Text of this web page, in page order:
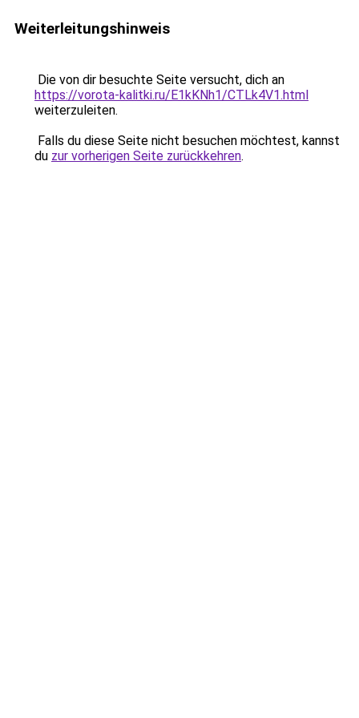
Weiterleitungshinweis
Die von dir besuchte Seite versucht, dich an
https://vorota-kalitki.ru/E1kKNh1/CTLk4V1.html
weiterzuleiten.
Falls du diese Seite nicht besuchen möchtest, kannst
du zur vorherigen Seite zurückkehren.